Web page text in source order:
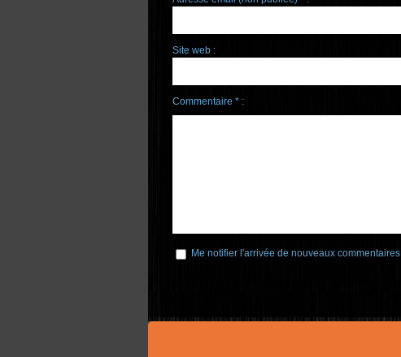
Site web :
Commentaire * :
Me notifier l'arrivée de nouveaux commentaires